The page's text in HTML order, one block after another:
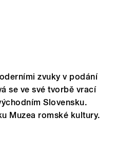
zvuky v podání
se ve své tvorbě vrací
Slovensku.
Muzea romské kultury.